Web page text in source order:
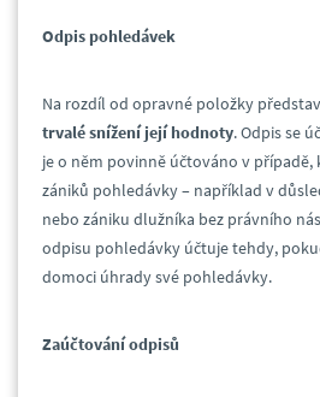
Odpis pohledávek
Na rozdíl od opravné položky
trvalé snížení její hodnoty. Odpis se
je o něm povinně účtováno v
zániků pohledávky – například v
nebo zániku dlužníka bez právního
odpisu pohledávky účtuje tehdy,
domoci úhrady své pohledávky.
Zaúčtování odpisů